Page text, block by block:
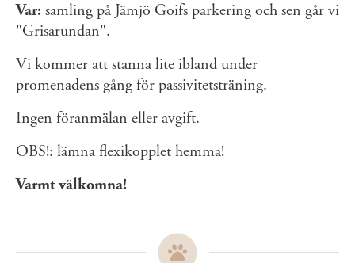
Var: samling på Jämjö Goifs parkering och sen går vi
"Grisarundan".
Vi kommer att stanna lite ibland under
promenadens gång för passivitetsträning.
Ingen föranmälan eller avgift.
OBS!: lämna flexikopplet hemma!
Varmt välkomna!